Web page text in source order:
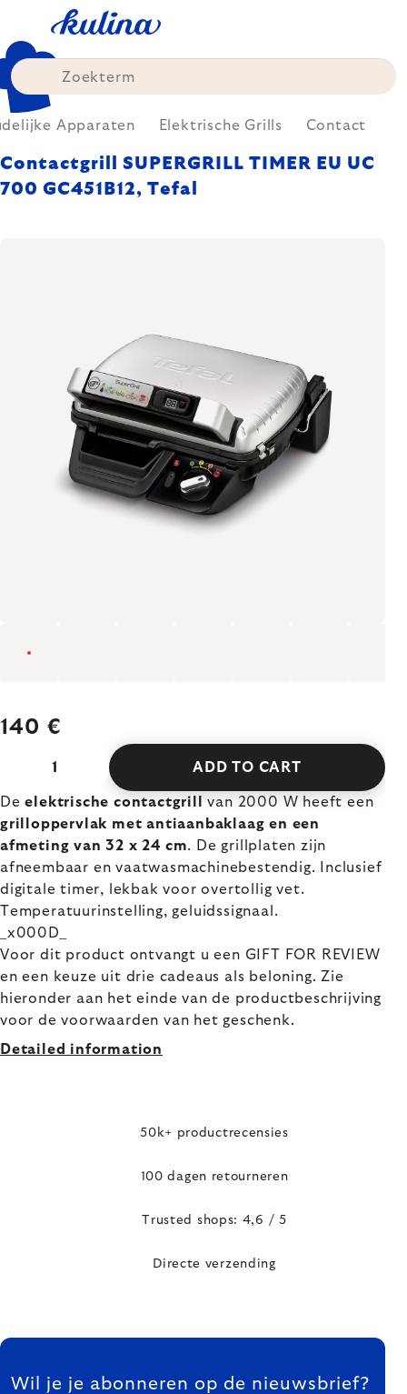
content
Apparaten Elektrische Grills Contact
Contactgrill SUPERGRILL TIMER EU UC
700 GC451B12, Tefal
140 €
ADD TO CART
Deelektrische contactgrillvan 2000 W heeft een
grilloppervlak met antiaanbaklaag en een
afmeting van 32 x 24 cm. De grillplaten zijn
afneembaar en vaatwasmachinebestendig. Inclusief
digitale timer, lekbak voor overtollig vet.
Temperatuurinstelling, geluidssignaal.
_x000D_
Voor dit product ontvangt u een GIFT FOR REVIEW
en een keuze uit drie cadeaus als beloning. Zie
hieronder aan het einde van de productbeschrijving
voor de voorwaarden van het geschenk.
Detailed information
50k+ productrecensies
100 dagen retourneren
Trusted shops: 4,6 / 5
Directe verzending
FOOTER
Wil je je abonneren op de nieuwsbrief?